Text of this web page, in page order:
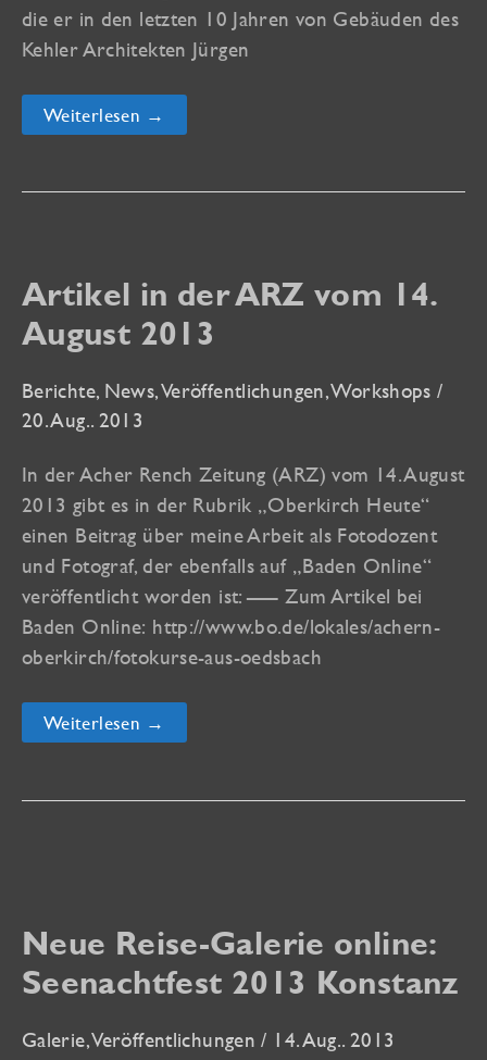
die er in den letzten 10 Jahren von Gebäuden des
Kehler Architekten Jürgen
Vernissage
und
–
Weiterlesen →
Artikel in der ARZ vom 14.
August 2013
Berichte, News,Veröffentlichungen,Workshops /
20. Aug.. 2013
In der Acher Rench Zeitung (ARZ) vom 14. August
2013 gibt es in der Rubrik „Oberkirch Heute“
einen Beitrag über meine Arbeit als Fotodozent
und Fotograf, der ebenfalls auf „Baden Online“
veröffentlicht worden ist: —– Zum Artikel bei
Baden Online: http://www.bo.de/lokales/achern-
oberkirch/fotokurse-aus-oedsbach
Artikel
in
vom
Weiterlesen →
Neue Reise-Galerie online:
Seenachtfest 2013 Konstanz
Galerie,Veröffentlichungen / 14. Aug.. 2013